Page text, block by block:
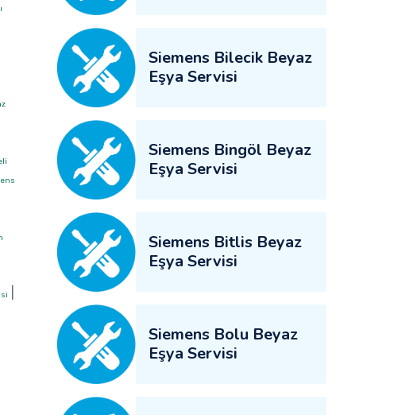
Siemens Bilecik Beyaz
Eşya Servisi
Siemens Bingöl Beyaz
Eşya Servisi
Siemens Bitlis Beyaz
Eşya Servisi
Siemens Bolu Beyaz
Eşya Servisi